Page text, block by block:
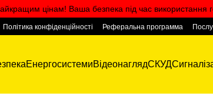
цінам! Ваша безпека під час використання
Політика конфіденційності Реферальна программа
ЕнергосистемиВідеонаглядСКУД